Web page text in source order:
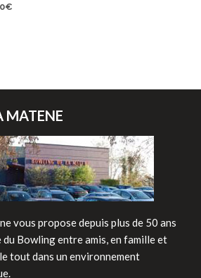
€
MATENE
vous propose depuis plus de 50 ans
Bowling entre amis, en famille et
tout dans un environnement